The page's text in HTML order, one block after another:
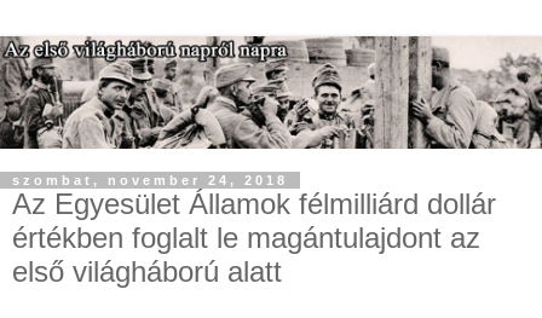
szombat, november 24, 2018
Az Egyesület Államok félmilliárd dollár
értékben foglalt le magántulajdont az
első világháború alatt